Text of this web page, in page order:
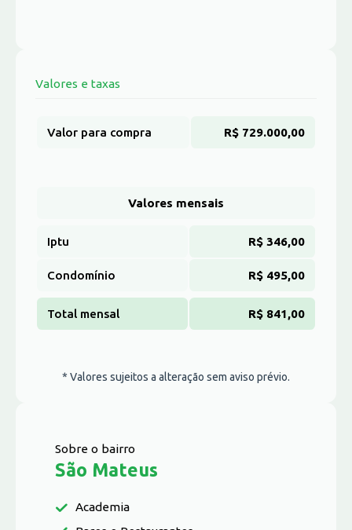
Valores e taxas
Valor para compra R$ 729.000,00
Valores mensais
Iptu R$ 346,00
Condomínio R$ 495,00
Total mensal R$ 841,00
* Valores sujeitos a alteração sem aviso prévio.
Sobre o bairro
São Mateus
Academia